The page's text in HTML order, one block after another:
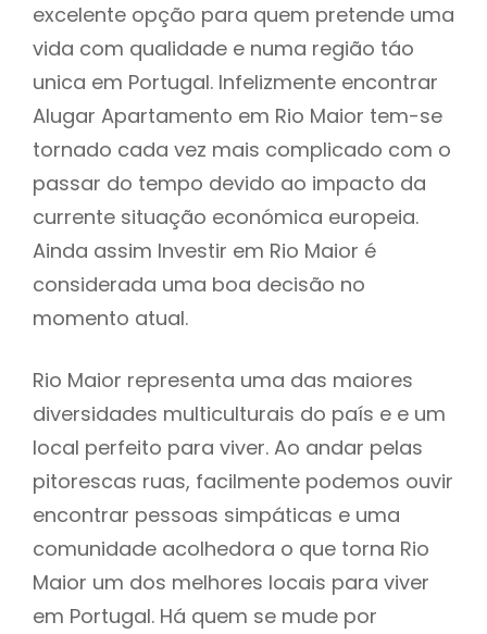
excelente opção para quem pretende uma
vida com qualidade e numa região táo
unica em Portugal. Infelizmente encontrar
Alugar Apartamento em Rio Maior tem-se
tornado cada vez mais complicado com o
passar do tempo devido ao impacto da
currente situação económica europeia.
Ainda assim Investir em Rio Maior é
considerada uma boa decisão no
momento atual.
Rio Maior representa uma das maiores
diversidades multiculturais do país e e um
local perfeito para viver. Ao andar pelas
pitorescas ruas, facilmente podemos ouvir
encontrar pessoas simpáticas e uma
comunidade acolhedora o que torna Rio
Maior um dos melhores locais para viver
em Portugal. Há quem se mude por